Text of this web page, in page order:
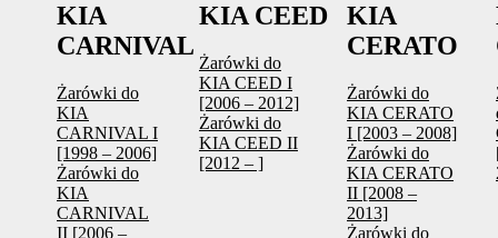
KIA
CARNIVAL
Żarówki do
KIA
CARNIVAL I
[1998 – 2006]
Żarówki do
KIA
CARNIVAL
II [2006 –
KIA CEED
Żarówki do
KIA CEED I
[2006 – 2012]
Żarówki do
KIA CEED II
[2012 – ]
KIA
CERATO
Żarówki do
KIA CERATO
I [2003 – 2008]
Żarówki do
KIA CERATO
II [2008 –
2013]
Żarówki do